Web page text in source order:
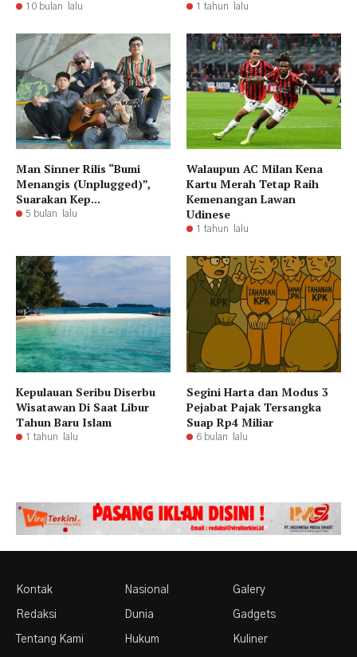
10 bulan lalu 1 tahun lalu
Man Sinner Rilis “Bumi
Menangis (Unplugged)”,
Suarakan Kep...
5 bulan lalu
Walaupun AC Milan Kena
Kartu Merah Tetap Raih
Kemenangan Lawan
Udinese
1 tahun lalu
Kepulauan Seribu Diserbu
Wisatawan Di Saat Libur
Tahun Baru Islam
1 tahun lalu
Segini Harta dan Modus 3
Pejabat Pajak Tersangka
Suap Rp4 Miliar
6 bulan lalu
Kontak
Redaksi
Tentang Kami
Nasional
Dunia
Hukum
Galery
Gadgets
Kuliner